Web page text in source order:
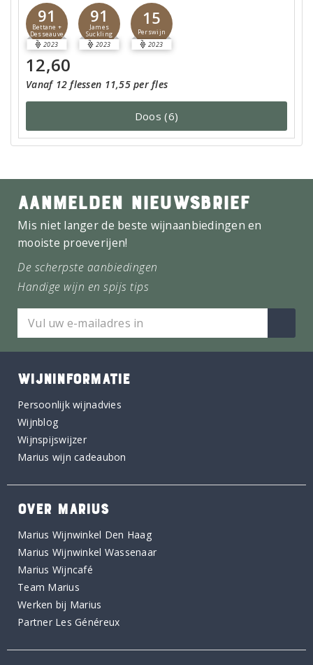
91
Bettane +
Desseauve
2023
91
James
Suckling
2023
15
Perswijn
2023
12,60
Vanaf 12 flessen 11,55 per fles
Doos (6)
AANMELDEN NIEUWSBRIEF
Mis niet langer de beste wijnaanbiedingen en
mooiste proeverijen!
De scherpste aanbiedingen
Handige wijn en spijs tips
WIJNINFORMATIE
Persoonlijk wijnadvies
Wijnblog
Wijnspijswijzer
Marius wijn cadeaubon
OVER MARIUS
Marius Wijnwinkel Den Haag
Marius Wijnwinkel Wassenaar
Marius Wijncafé
Team Marius
Werken bij Marius
Partner Les Généreux